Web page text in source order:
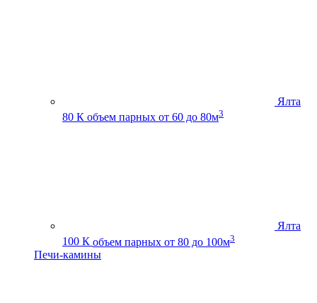
Ялта
80 К объем парных от 60 до 80м3
Ялта
100 К объем парных от 80 до 100м3
Печи-камины